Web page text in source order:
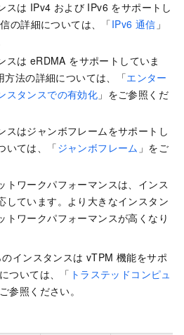
スは IPv4 および IPv6 をサポートし
の詳細については、「IPv6 通信 」
スは eRDMA をサポートしていま
方法の詳細については、「エンター
スタンスでの有効化 」をご参照くだ
スはジャンボフレームをサポートし
いては、「ジャンボフレーム 」をご
トワークパフォーマンスは、インス
しています。より大きなインスタン
トワークパフォーマンスが高くなり
のインスタンスは vTPM 機能をサポ
ついては、「 トラステッドコンピュ
参照ください。